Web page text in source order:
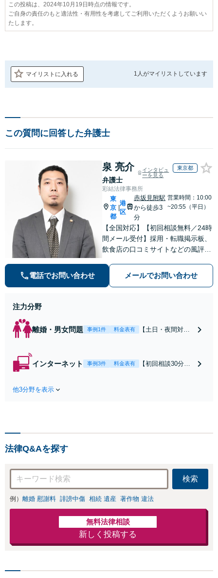
この投稿は、2024年10月19日時点の情報です。
ご自身の責任のもと適法性・有用性を考慮してご利用いただくようお願いい
たします。
マイリストに入れる 1人がマイリストしています
この質問に回答した弁護士
泉 亮介
弁護士
インタビュ
ーを見る
東京都
彩結法律事務所
東
京
都
港
区
赤坂見附駅
から徒歩3
分
営業時間：10:00
~20:55（平日）
【全国対応】【初回相談無料／24時
間メール受付】採用・転職掲示板、
飲食店の口コミサイトなどの風評被
の種類を問わず相談可。可能な限り
早期対応で駆けつけサポート【労
電話でお問い合わせ メールでお問い合わせ
注力分野
離婚・男女問題 事例1件 料金表有
【土日・夜間対応
れたら、サインす
インターネット 事例3件 料金表有
【初回相談30分無
お店の風評被害対
応可：開示請求の
意見照会が来たと
きの対処法、被害
者との示談交渉
他3分野を表示
法律Q&Aを探す
検索
例） 離婚 慰謝料 誹謗中傷 相続 遺産 著作物 違法
無料法律相談
新しく投稿する